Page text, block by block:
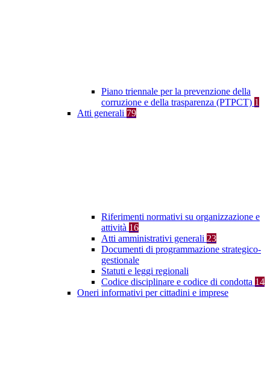
Piano triennale per la prevenzione della
corruzione e della trasparenza (PTPCT) 1
Atti generali 79
Riferimenti normativi su organizzazione e
attività 16
Atti amministrativi generali 23
Documenti di programmazione strategico-
gestionale
Statuti e leggi regionali
Codice disciplinare e codice di condotta 14
Oneri informativi per cittadini e imprese